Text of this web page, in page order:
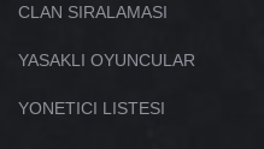
CLAN SIRALAMASI
YASAKLI OYUNCULAR
YONETICI LISTESI